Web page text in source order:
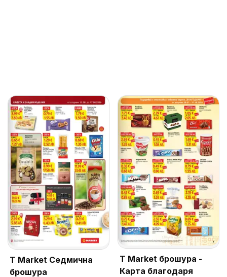
T Market Седмична
брошура
T Market брошура -
Карта благодаря